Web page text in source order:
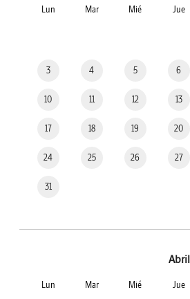
Lun Mar Mié Jue
3 4 5 6
10 11 12 13
17 18 19 20
24 25 26 27
31
Abril
Lun Mar Mié Jue